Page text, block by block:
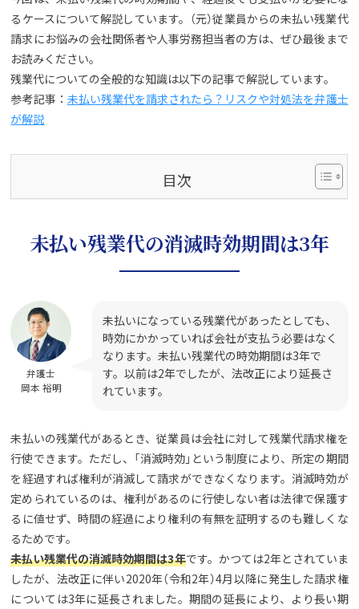
るケースについて解説しています。（元）従業員からの未払い残業代
請求にお悩みの会社関係者や人事労務担当者の方は、ぜひ最後まで
お読みください。
残業代についての全般的な知識は以下の記事で解説しています。
参考記事： 未払い残業代を請求されたら？リスクや対処法を弁護士
が解説
目次
未払い残業代の消滅時効期間は3年
弁護士
岡本 裕明
未払いになっている残業代があったとしても、
時効にかかっていれば会社が支払う必要はなく
なります。未払い残業代の時効期間は3年で
す。以前は2年でしたが、法改正により延長さ
れています。
未払いの残業代があるとき、従業員は会社に対して残業代請求権を
行使できます。ただし、「消滅時効」という制度により、所定の期間
を経過すれば権利が消滅して請求ができなくなります。消滅時効が
定められているのは、権利があるのに行使しない者は法律で保護す
るに値せず、時間の経過により権利の有無を証明するのも難しくな
るためです。
未払い残業代の消滅時効期間は3年です。かつては2年とされていま
したが、法改正に伴い2020年（令和2年）4月以降に発生した請求権
については3年に延長されました。期間の延長により、より長い期